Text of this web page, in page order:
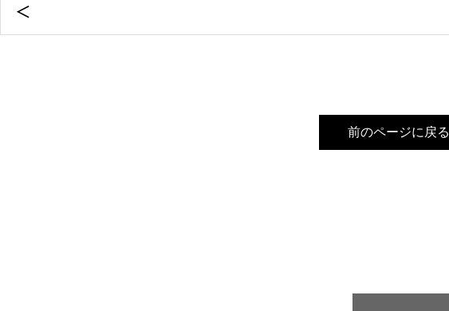
前のページに戻る